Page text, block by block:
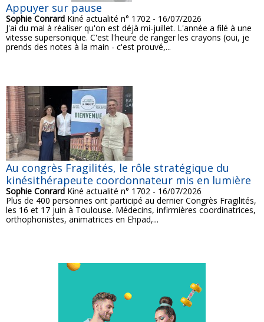
Appuyer sur pause
Sophie Conrard Kiné actualité n° 1702 - 16/07/2026
J'ai du mal à réaliser qu'on est déjà mi-juillet. L'année a filé à une
vitesse supersonique. C'est l'heure de ranger les crayons (oui, je
prends des notes à la main - c'est prouvé,...
Au congrès Fragilités, le rôle stratégique du
kinésithérapeute coordonnateur mis en lumière
Sophie Conrard Kiné actualité n° 1702 - 16/07/2026
Plus de 400 personnes ont participé au dernier Congrès Fragilités,
les 16 et 17 juin à Toulouse. Médecins, infirmières coordinatrices,
orthophonistes, animatrices en Ehpad,...